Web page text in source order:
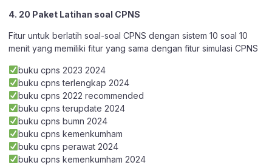
4. 20 Paket Latihan soal CPNS
Fitur untuk berlatih soal-soal CPNS dengan sistem 10 soal 10
menit yang memiliki fitur yang sama dengan fitur simulasi CPNS
buku cpns 2023 2024
buku cpns terlengkap 2024
buku cpns 2022 recommended
buku cpns terupdate 2024
buku cpns bumn 2024
buku cpns kemenkumham
buku cpns perawat 2024
buku cpns kemenkumham 2024